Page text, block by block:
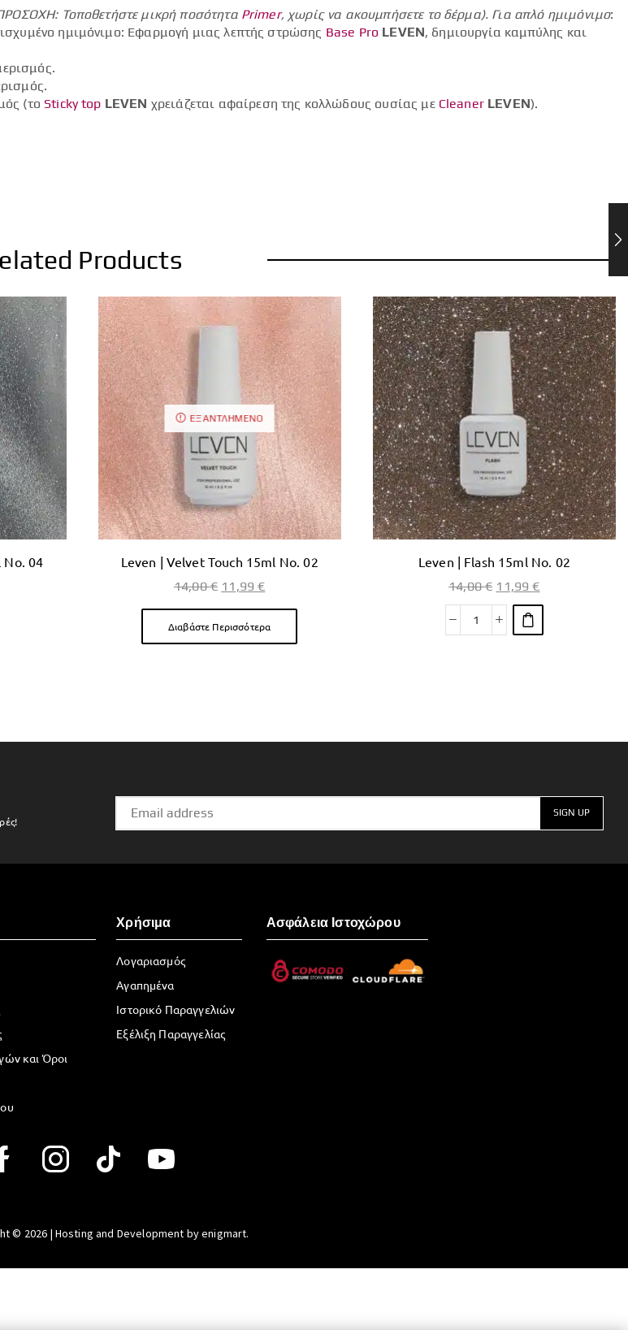
Τοποθετήστε μικρή ποσότητα Primer, χωρίς να ακουμπήσετε το δέρμα). Για απλό ημιμόνιμο:
ημιμόνιμο: Εφαρμογή μιας λεπτής στρώσης Base Pro LEVEN, δημιουργία καμπύλης και
(το Sticky top LEVEN χρειάζεται αφαίρεση της κολλώδους ουσίας με Cleaner LEVEN).
Products
No. 04
ΕΞΑΝΤΛΗΜΈΝΟ
Leven | Velvet Touch 15ml No. 02
14,00€ 11,99€
Διαβάστε Περισσότερα
Leven | Flash 15ml No. 02
14,00€ 11,99€
και Όροι
Χρήσιμα
Λογαριασμός
Αγαπημένα
Ιστορικό Παραγγελιών
Εξέλιξη Παραγγελίας
Ασφάλεια Ιστοχώρου
© 2026 | Hosting and Development by enigmart.